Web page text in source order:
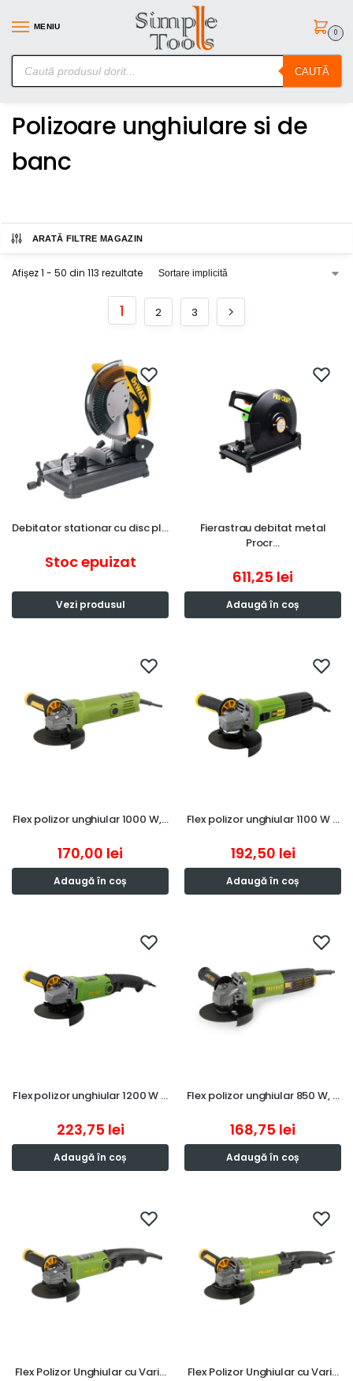
MENIU
CAUTĂ
0
SimpleTools.ro – Gasesti orice – Comanzi simplu
Prima pagină
Scule electrice Polizoare unghiulare si de banc
Polizoare unghiulare si de
banc
ARATĂ FILTRE MAGAZIN
Afișez 1 - 50 din 113 rezultate
1 2 3
Debitator stationar cu disc pl…
Stoc epuizat
Vezi produsul
Fierastrau debitat metal
Procr…
611,25 lei
Adaugă în coș
Flex polizor unghiular 1000 W,…
170,00 lei
Adaugă în coș
Flex polizor unghiular 1100 W …
192,50 lei
Adaugă în coș
Flex polizor unghiular 1200 W …
223,75 lei
Adaugă în coș
Flex polizor unghiular 850 W, …
168,75 lei
Adaugă în coș
Flex Polizor Unghiular cu Vari… Flex Polizor Unghiular cu Vari…